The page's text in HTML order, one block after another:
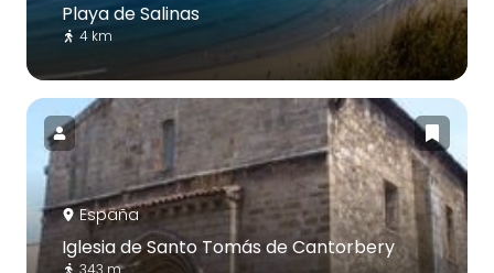
Playa de Salinas
4 km
España
Iglesia de Santo Tomás de Cantorbery